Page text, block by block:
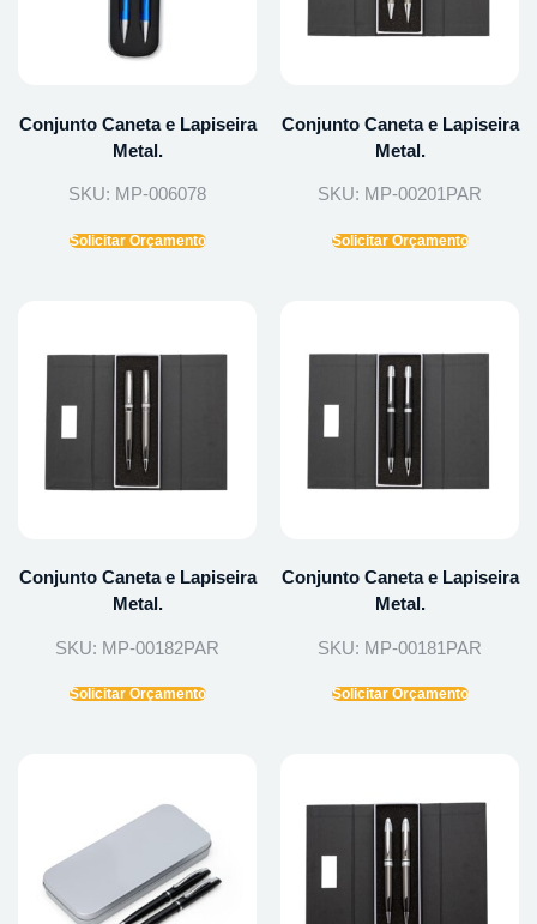
Conjunto Caneta e Lapiseira
Metal.
SKU: MP-006078
Solicitar Orçamento
Conjunto Caneta e Lapiseira
Metal.
SKU: MP-00201PAR
Solicitar Orçamento
Conjunto Caneta e Lapiseira
Metal.
SKU: MP-00182PAR
Solicitar Orçamento
Conjunto Caneta e Lapiseira
Metal.
SKU: MP-00181PAR
Solicitar Orçamento